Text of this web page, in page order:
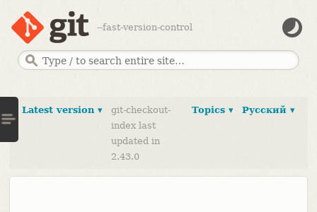
--fast-version-control
Русский ▾
Topics ▾
Latest version ▾
git-checkout-
index last
updated in
2.43.0